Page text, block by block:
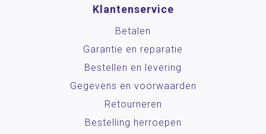
Klantenservice
Betalen
Garantie en reparatie
Bestellen en levering
Gegevens en voorwaarden
Retourneren
Bestelling herroepen